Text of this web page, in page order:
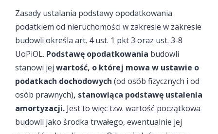
Zasady ustalania podstawy opodatkowania
podatkiem od nieruchomości w zakresie w zakresie
budowli określa art. 4 ust. 1 pkt 3 oraz ust. 3-8
UoPiOL. Podstawę opodatkowania budowli
stanowi jej wartość, o której mowa w ustawie o
podatkach dochodowych (od osób fizycznych i od
osób prawnych), stanowiąca podstawę ustalenia
amortyzacji. Jest to więc tzw. wartość początkowa
budowli jako środka trwałego, ewentualnie jej